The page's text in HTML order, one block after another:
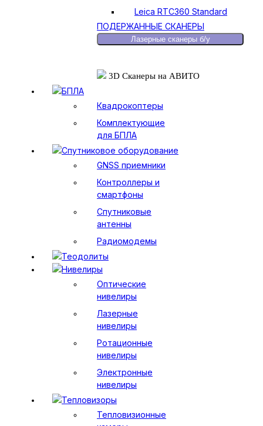
Leica RTC360 Standard
ПОДЕРЖАННЫЕ СКАНЕРЫ
Лазерные сканеры б/у
3D Сканеры на АВИТО
БПЛА
Квадрокоптеры
Комплектующие
для БПЛА
Спутниковое оборудование
GNSS приемники
Контроллеры и
смартфоны
Спутниковые
антенны
Радиомодемы
Теодолиты
Нивелиры
Оптические
нивелиры
Лазерные
нивелиры
Ротационные
нивелиры
Электронные
нивелиры
Тепловизоры
Тепловизионные